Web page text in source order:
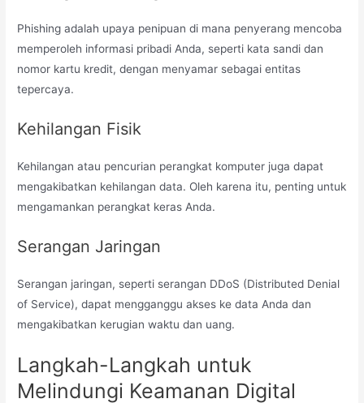
Phishing adalah upaya penipuan di mana penyerang mencoba
memperoleh informasi pribadi Anda, seperti kata sandi dan
nomor kartu kredit, dengan menyamar sebagai entitas
tepercaya.
Kehilangan Fisik
Kehilangan atau pencurian perangkat komputer juga dapat
mengakibatkan kehilangan data. Oleh karena itu, penting untuk
mengamankan perangkat keras Anda.
Serangan Jaringan
Serangan jaringan, seperti serangan DDoS (Distributed Denial
of Service), dapat mengganggu akses ke data Anda dan
mengakibatkan kerugian waktu dan uang.
Langkah-Langkah untuk
Melindungi Keamanan Digital